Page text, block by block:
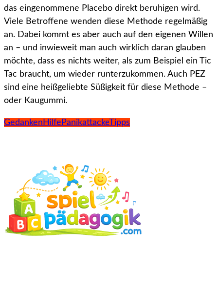
das eingenommene Placebo direkt beruhigen wird.
Viele Betroffene wenden diese Methode regelmäßig
an. Dabei kommt es aber auch auf den eigenen Willen
an – und inwieweit man auch wirklich daran glauben
möchte, dass es nichts weiter, als zum Beispiel ein Tic
Tac braucht, um wieder runterzukommen. Auch PEZ
sind eine heißgeliebte Süßigkeit für diese Methode –
oder Kaugummi.
Gedanken Hilfe PanikattackeTipps